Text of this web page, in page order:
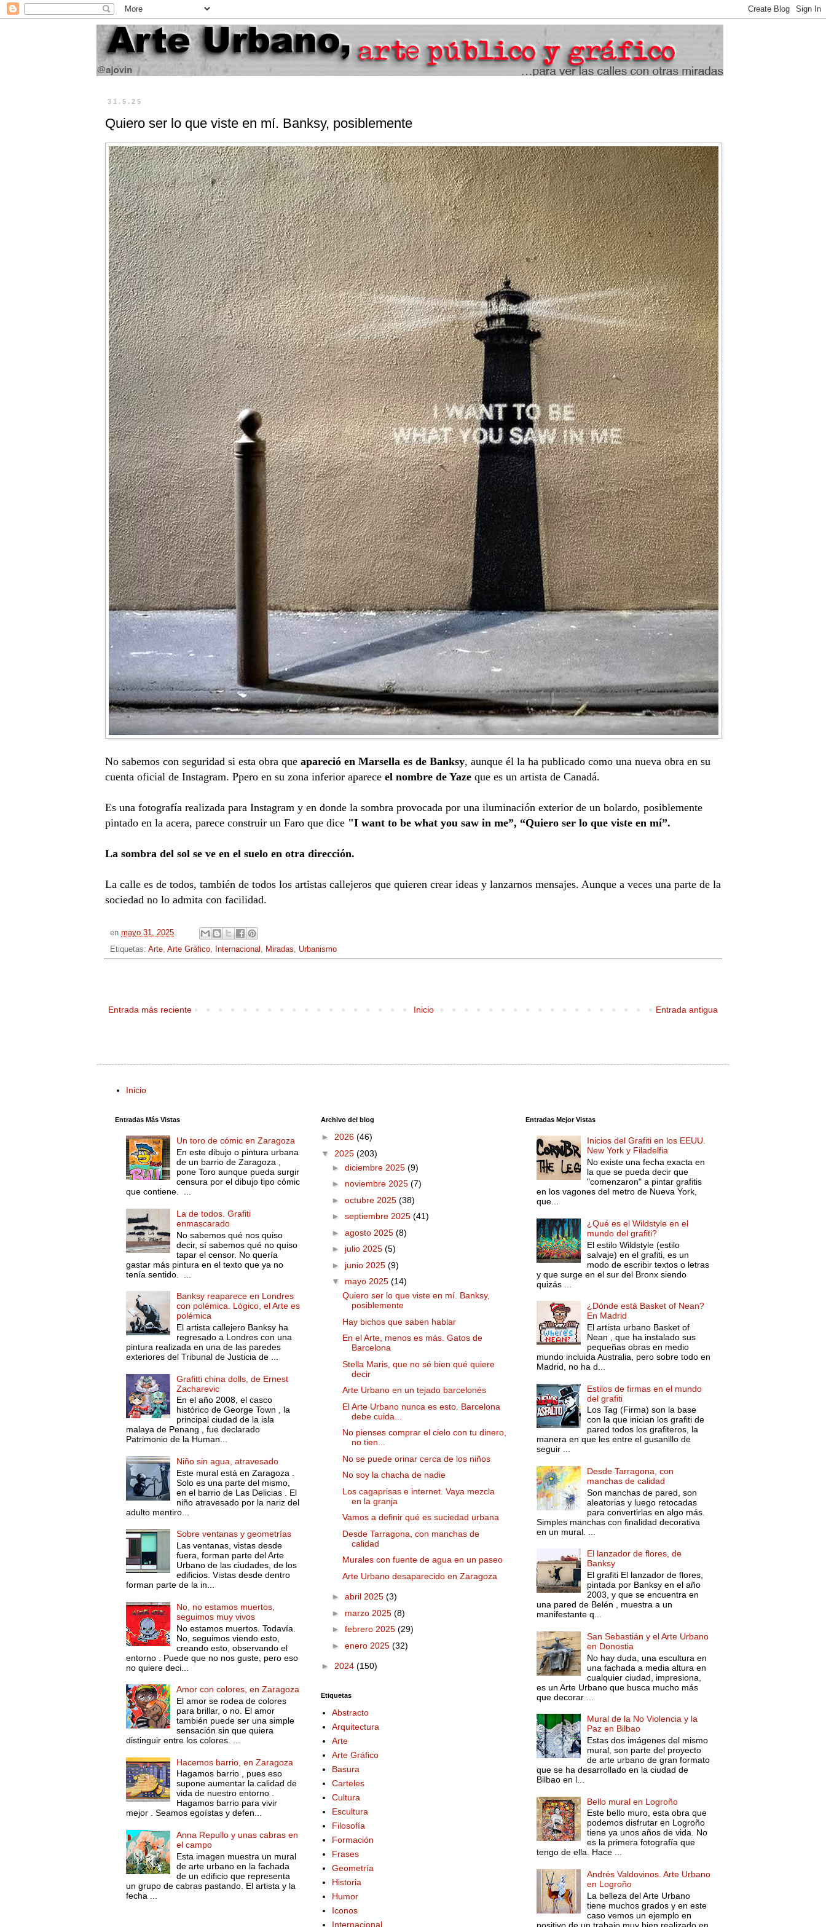
31.5.25
Quiero ser lo que viste en mí. Banksy, posiblemente
No sabemos con seguridad si esta obra que apareció en Marsella es de Banksy, aunque él la ha publicado como una nueva obra en su
cuenta oficial de Instagram. Ppero en su zona inferior aparece el nombre de Yaze que es un artista de Canadá.
Es una fotografía realizada para Instagram y en donde la sombra provocada por una iluminación exterior de un bolardo, posiblemente
pintado en la acera, parece construir un Faro que dice "I want to be what you saw in me”, “Quiero ser lo que viste en mí”.
La sombra del sol se ve en el suelo en otra dirección.
La calle es de todos, también de todos los artistas callejeros que quieren crear ideas y lanzarnos mensajes. Aunque a veces una parte de la
sociedad no lo admita con facilidad.
en mayo 31, 2025
Etiquetas: Arte Arte Gráfico Internacional Miradas Urbanismo
Entrada más reciente Entrada antigua
Inicio
Inicio
Entradas Más Vistas
Un toro de cómic en Zaragoza
En este dibujo o pintura urbana
de un barrio de Zaragoza ,
pone Toro aunque pueda surgir
censura por el dibujo tipo cómic
que contiene. ...
La de todos. Grafiti
enmascarado
No sabemos qué nos quiso
decir, sí sabemos qué no quiso
tapar el censor. No quería
gastar más pintura en el texto que ya no
tenía sentido. ...
Banksy reaparece en Londres
con polémica. Lógico, el Arte es
polémica
El artista callejero Banksy ha
regresado a Londres con una
pintura realizada en una de las paredes
exteriores del Tribunal de Justicia de ...
Grafitti china dolls, de Ernest
Zacharevic
En el año 2008, el casco
histórico de George Town , la
principal ciudad de la isla
malaya de Penang , fue declarado
Patrimonio de la Human...
Niño sin agua, atravesado
Este mural está en Zaragoza .
Solo es una parte del mismo,
en el barrio de Las Delicias . El
niño atravesado por la nariz del
adulto mentiro...
Sobre ventanas y geometrías
Las ventanas, vistas desde
fuera, forman parte del Arte
Urbano de las ciudades, de los
edificios. Vistas desde dentro
forman parte de la in...
No, no estamos muertos,
seguimos muy vivos
No estamos muertos. Todavía.
No, seguimos viendo esto,
creando esto, observando el
entorno . Puede que no nos guste, pero eso
no quiere deci...
Amor con colores, en Zaragoza
El amor se rodea de colores
para brillar, o no. El amor
también puede ser una simple
sensación sin que quiera
distinguir entre los colores. ...
Hacemos barrio, en Zaragoza
Hagamos barrio , pues eso
supone aumentar la calidad de
vida de nuestro entorno .
Hagamos barrio para vivir
mejor . Seamos egoístas y defen...
Anna Repullo y unas cabras en
el campo
Esta imagen muestra un mural
de arte urbano en la fachada
de un edificio que representa
un grupo de cabras pastando. El artista y la
fecha ...
Archivo del blog
► 2026 (46)
▼ 2025 (203)
► diciembre 2025 (9)
► noviembre 2025 (7)
► octubre 2025 (38)
► septiembre 2025 (41)
► agosto 2025 (8)
► julio 2025 (5)
► junio 2025 (9)
▼ mayo 2025 (14)
Quiero ser lo que viste en mí. Banksy,
posiblemente
Hay bichos que saben hablar
En el Arte, menos es más. Gatos de
Barcelona
Stella Maris, que no sé bien qué quiere
decir
Arte Urbano en un tejado barcelonés
El Arte Urbano nunca es esto. Barcelona
debe cuida...
No pienses comprar el cielo con tu dinero,
no tien...
No se puede orinar cerca de los niños
No soy la chacha de nadie
Los cagaprisas e internet. Vaya mezcla
en la granja
Vamos a definir qué es suciedad urbana
Desde Tarragona, con manchas de
calidad
Murales con fuente de agua en un paseo
Arte Urbano desaparecido en Zaragoza
► abril 2025 (3)
► marzo 2025 (8)
► febrero 2025 (29)
► enero 2025 (32)
► 2024 (150)
Etiquetas
Abstracto
Arquitectura
Arte
Arte Gráfico
Basura
Carteles
Cultura
Escultura
Filosofía
Formación
Frases
Geometría
Historia
Humor
Iconos
Internacional
Entradas Mejor Vistas
Inicios del Grafiti en los EEUU.
New York y Filadelfia
No existe una fecha exacta en
la que se pueda decir que
"comenzaron" a pintar grafitis
en los vagones del metro de Nueva York,
que...
¿Qué es el Wildstyle en el
mundo del grafiti?
El estilo Wildstyle (estilo
salvaje) en el grafiti, es un
modo de escribir textos o letras
y que surge en el sur del Bronx siendo
quizás ...
¿Dónde está Basket of Nean?
En Madrid
El artista urbano Basket of
Nean , que ha instalado sus
pequeñas obras en medio
mundo incluida Australia, pero sobre todo en
Madrid, no ha d...
Estilos de firmas en el mundo
del grafiti
Los Tag (Firma) son la base
con la que inician los grafiti de
pared todos los grafiteros, la
manera en que les entre el gusanillo de
seguir ...
Desde Tarragona, con
manchas de calidad
Son manchas de pared, son
aleatorias y luego retocadas
para convertirlas en algo más.
Simples manchas con finalidad decorativa
en un mural. ...
El lanzador de flores, de
Banksy
El grafiti El lanzador de flores,
pintada por Banksy en el año
2003, y que se encuentra en
una pared de Belén , muestra a un
manifestante q...
San Sebastián y el Arte Urbano
en Donostia
No hay duda, una escultura en
una fachada a media altura en
cualquier ciudad, impresiona,
es un Arte Urbano que busca mucho más
que decorar ...
Mural de la No Violencia y la
Paz en Bilbao
Estas dos imágenes del mismo
mural, son parte del proyecto
de arte urbano de gran formato
que se ha desarrollado en la ciudad de
Bilbao en l...
Bello mural en Logroño
Este bello muro, esta obra que
podemos disfrutar en Logroño
tiene ya unos años de vida. No
es la primera fotografía que
tengo de ella. Hace ...
Andrés Valdovinos. Arte Urbano
en Logroño
La belleza del Arte Urbano
tiene muchos grados y en este
caso vemos un ejemplo en
positivo de un trabajo muy bien realizado en